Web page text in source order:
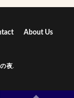
About Us
夜.